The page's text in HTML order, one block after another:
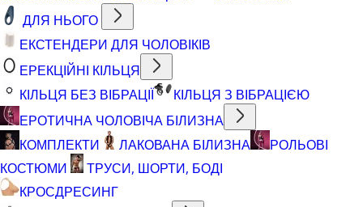
ДЛЯ НЬОГО
ЕКСТЕНДЕРИ ДЛЯ ЧОЛОВІКІВ
ЕРЕКЦІЙНІ КІЛЬЦЯ
КІЛЬЦЯ БЕЗ ВІБРАЦІЇ
КІЛЬЦЯ З ВІБРАЦІЄЮ
ЕРОТИЧНА ЧОЛОВІЧА БІЛИЗНА
КОМПЛЕКТИ
ЛАКОВАНА БІЛИЗНА
РОЛЬОВІ
КОСТЮМИ
ТРУСИ, ШОРТИ, БОДІ
КРОСДРЕСИНГ